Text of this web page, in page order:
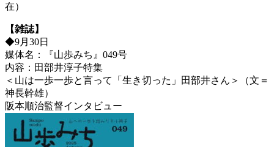
在）
【雑誌】
◆9月30日
媒体名：『山歩みち』049号
内容：田部井淳子特集
＜山は一歩一歩と言って「生き切った」田部井さん＞（文＝
神長幹雄）
阪本順治監督インタビュー